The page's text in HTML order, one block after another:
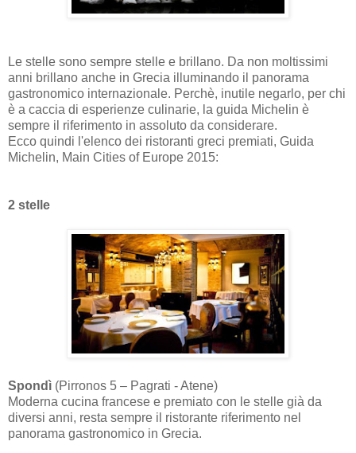
Le stelle sono sempre stelle e brillano. Da non moltissimi
anni brillano anche in Grecia illuminando il panorama
gastronomico internazionale. Perchè, inutile negarlo, per chi
è a caccia di esperienze culinarie, la guida Michelin è
sempre il riferimento in assoluto da considerare.
Ecco quindi l'elenco dei ristoranti greci premiati, Guida
Michelin, Main Cities of Europe 2015:
2 stelle
Spondì (Pirronos 5 – Pagrati - Atene)
Moderna cucina francese e premiato con le stelle già da
diversi anni, resta sempre il ristorante riferimento nel
panorama gastronomico in Grecia.